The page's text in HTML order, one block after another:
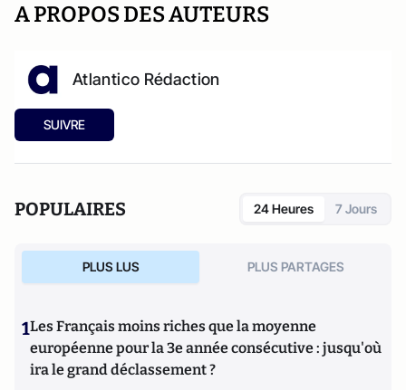
A PROPOS DES AUTEURS
Atlantico Rédaction
SUIVRE
POPULAIRES 24 Heures 7 Jours
PLUS LUS PLUS PARTAGES
1Les Français moins riches que la moyenne
européenne pour la 3e année consécutive : jusqu'où
ira le grand déclassement ?